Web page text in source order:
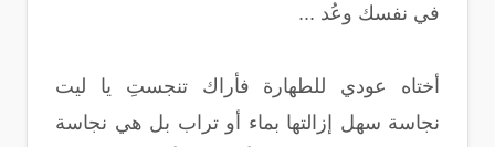
في نفسك وعُد ...
أختاه عودي للطهارة فأراك تنجستِ يا ليت
نجاسة سهل إزالتها بماء أو تراب بل هي نجاسة